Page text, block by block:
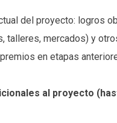
del proyecto: logros
talleres, mercados) y
en etapas
al proyecto